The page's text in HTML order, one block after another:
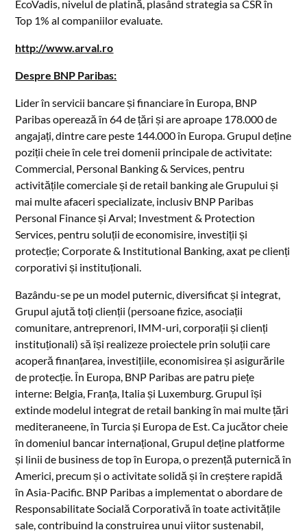
EcoVadis, nivelul de platină, plasând strategia sa CSR în
Top 1% al companiilor evaluate.
http://www.arval.ro
Despre BNP Paribas:
Lider în servicii bancare și financiare în Europa, BNP
Paribas operează în 64 de țări și are aproape 178.000 de
angajați, dintre care peste 144.000 în Europa. Grupul deține
poziții cheie în cele trei domenii principale de activitate:
Commercial, Personal Banking & Services, pentru
activitățile comerciale și de retail banking ale Grupului și
mai multe afaceri specializate, inclusiv BNP Paribas
Personal Finance și Arval; Investment & Protection
Services, pentru soluții de economisire, investiții și
protecție; Corporate & Institutional Banking, axat pe clienți
corporativi și instituționali.
Bazându-se pe un model puternic, diversificat și integrat,
Grupul ajută toți clienții (persoane fizice, asociații
comunitare, antreprenori, IMM-uri, corporații și clienți
instituționali) să își realizeze proiectele prin soluții care
acoperă finanțarea, investițiile, economisirea și asigurările
de protecție. În Europa, BNP Paribas are patru piețe
interne: Belgia, Franța, Italia și Luxemburg. Grupul își
extinde modelul integrat de retail banking în mai multe țări
mediteraneene, în Turcia și Europa de Est. Ca jucător cheie
în domeniul bancar internațional, Grupul deține platforme
și linii de business de top în Europa, o prezență puternică în
Americi, precum și o activitate solidă și în creștere rapidă
în Asia-Pacific. BNP Paribas a implementat o abordare de
Responsabilitate Socială Corporativă în toate activitățile
sale, contribuind la construirea unui viitor sustenabil,